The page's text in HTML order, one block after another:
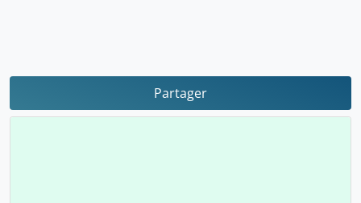
Partager